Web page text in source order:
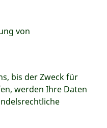
von
bis der Zweck für
werden Ihre Daten